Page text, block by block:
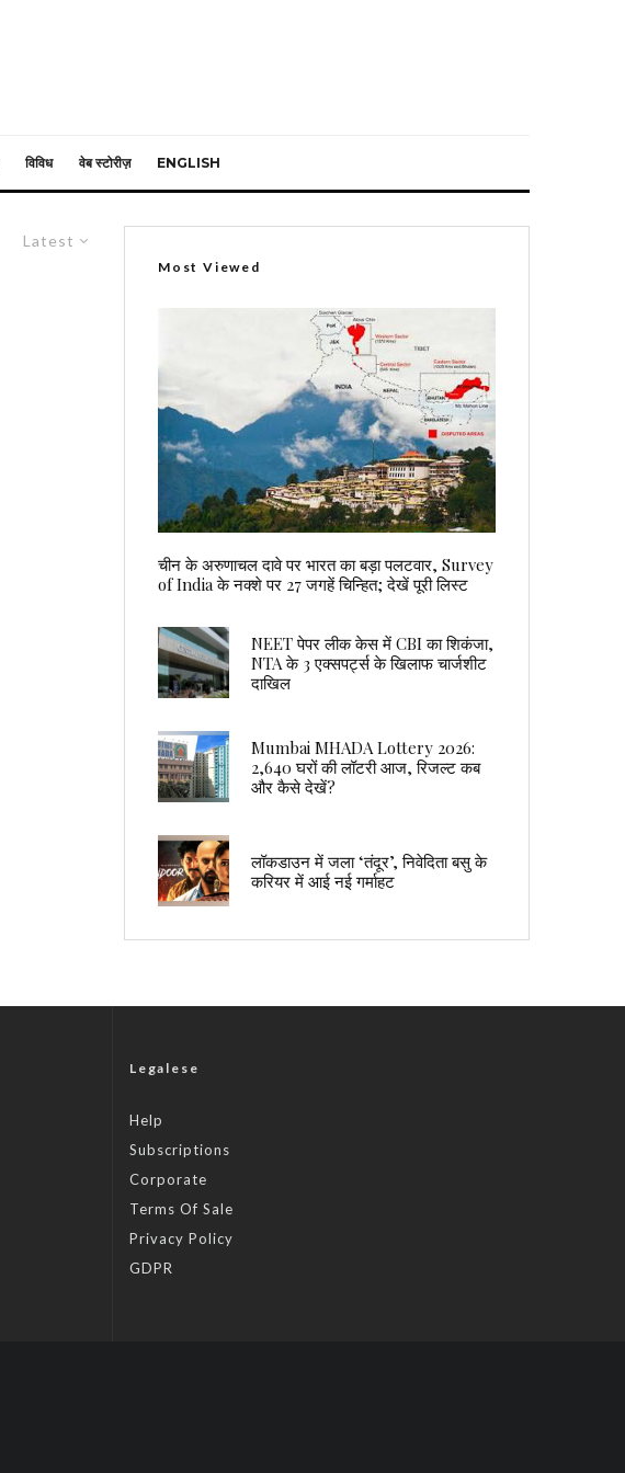
विविध वेब स्टोरीज़ ENGLISH
Latest
Most Viewed
चीन के अरुणाचल दावे पर भारत का बड़ा पलटवार, Survey
of India के नक्शे पर 27 जगहें चिन्हित; देखें पूरी लिस्ट
NEET पेपर लीक केस में CBI का शिकंजा,
NTA के 3 एक्सपर्ट्स के खिलाफ चार्जशीट
दाखिल
Mumbai MHADA Lottery 2026:
2,640 घरों की लॉटरी आज, रिजल्ट कब
और कैसे देखें?
लॉकडाउन में जला ‘तंदूर’, निवेदिता बसु के
करियर में आई नई गर्माहट
Legalese
Help
Subscriptions
Corporate
Terms Of Sale
Privacy Policy
GDPR